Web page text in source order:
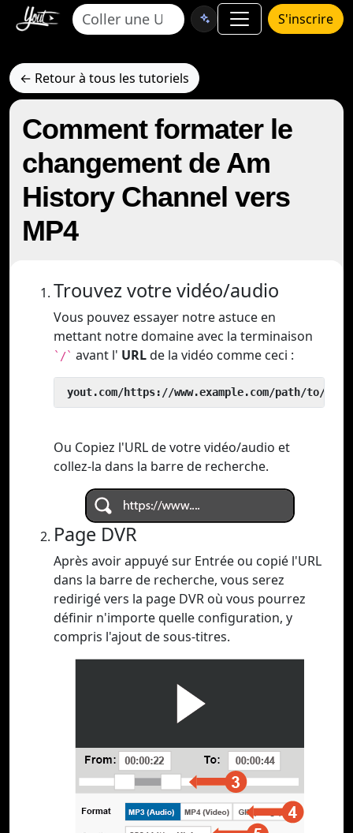
S'inscrire
← Retour à tous les tutoriels
Comment formater le
changement de Am
History Channel vers
MP4
Trouvez votre vidéo/audio
Vous pouvez essayer notre astuce en
mettant notre domaine avec la terminaison
`/` avant l' URLde la vidéo comme ceci :
yout.com/https://www.example.com/path/to/
Ou Copiez l'URL de votre vidéo/audio et
collez-la dans la barre de recherche.
Page DVR
Après avoir appuyé sur Entrée ou copié l'URL
dans la barre de recherche, vous serez
redirigé vers la page DVR où vous pourrez
définir n'importe quelle configuration, y
compris l'ajout de sous-titres.